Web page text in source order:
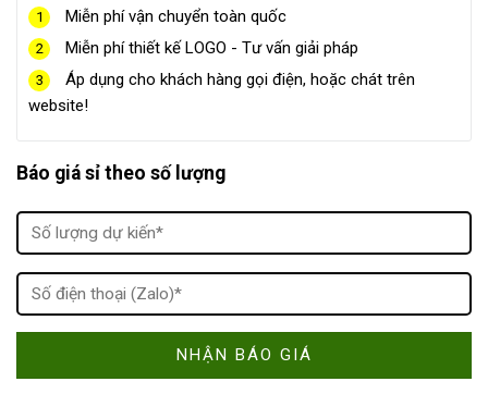
1 Miễn phí vận chuyển toàn quốc
2 Miễn phí thiết kế LOGO - Tư vấn giải pháp
3
Áp dụng cho khách hàng gọi điện, hoặc chát trên
website!
Báo giá sỉ theo số lượng